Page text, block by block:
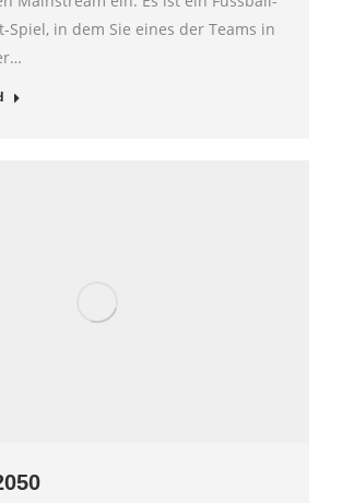
Spiel, in dem Sie eines der Teams in